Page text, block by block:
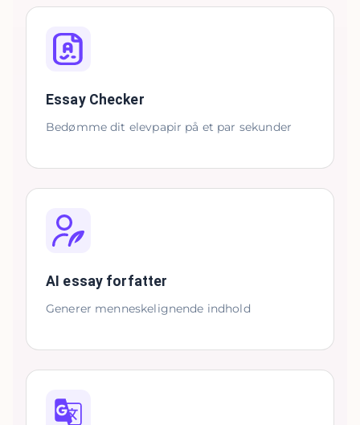
Essay Checker
Bedømme dit elevpapir på et par sekunder
AI essay forfatter
Generer menneskelignende indhold